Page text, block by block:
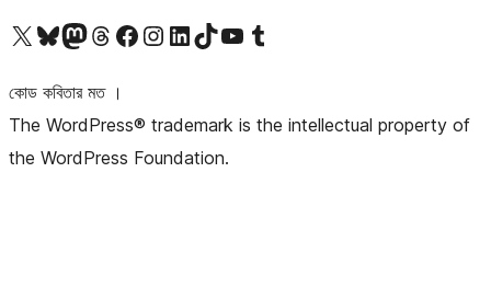
আমাদের X (আগের টুইটার) অ্যাকাউন্টে যানআমাদের Bluesky অ্যাকাউন্টটি দেখুনআমাদের মাস্টোডন অ্যাকাউন্টটি দেখুনআমাদের থ্রেডস অ্যাকাউন্টটি দেখুনআমাদের ফেসবুক পেজ দেখুনআমাদের ইন্সটাগ্রাম অ্যাকাউন্ট দেখুনআমাদের লিঙ্কডইন অ্যাকাউন্টে যানআমাদের TikTok অ্যাকাউন্টটি দেখুনআমাদের ইউটিউব চ্যানেলে যান আমাদের টাম্বলার অ্যাকাউন্ট দেখুন
কোড কবিতার মত ।
The WordPress® trademark is the intellectual property of
the WordPress Foundation.